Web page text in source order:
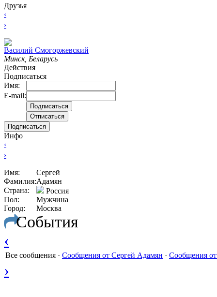
Друзья
‹
›
Вacилий Смогоржевский
Минск, Беларусь
Действия
Подписаться
Имя:
E-mail:
Подписаться
Инфо
‹
›
Имя:
Сергей
Фамилия:Адамян
Страна:
Россия
Пол:
Мужчина
Город:
Москва
События
‹
Все сообщения · Сообщения от Сергей Адамян · Сообщения
›